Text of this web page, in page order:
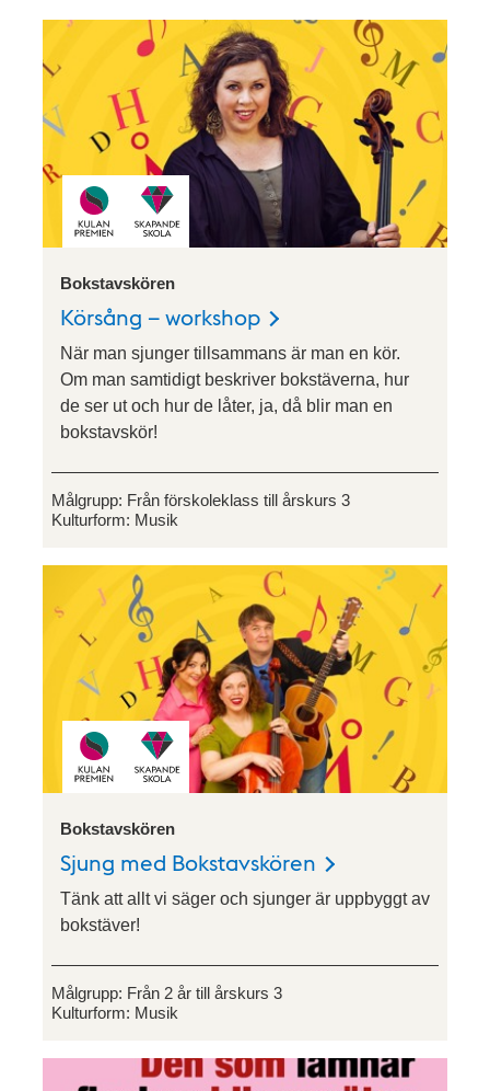
Bokstavskören
Körsång – workshop
När man sjunger tillsammans är man en kör.
Om man samtidigt beskriver bokstäverna, hur
de ser ut och hur de låter, ja, då blir man en
bokstavskör!
Målgrupp: Från förskoleklass till årskurs 3
Kulturform: Musik
Bokstavskören
Sjung med Bokstavskören
Tänk att allt vi säger och sjunger är uppbyggt av
bokstäver!
Målgrupp: Från 2 år till årskurs 3
Kulturform: Musik